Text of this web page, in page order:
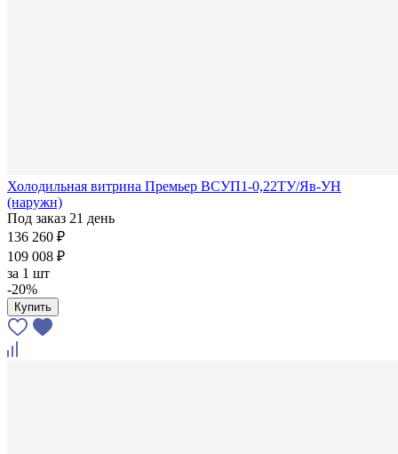
Холодильная витрина Премьер ВСУП1-0,22ТУ/Яв-УН
(наружн)
Под заказ 21 день
136 260 ₽
109 008 ₽
за 1 шт
-20%
Купить